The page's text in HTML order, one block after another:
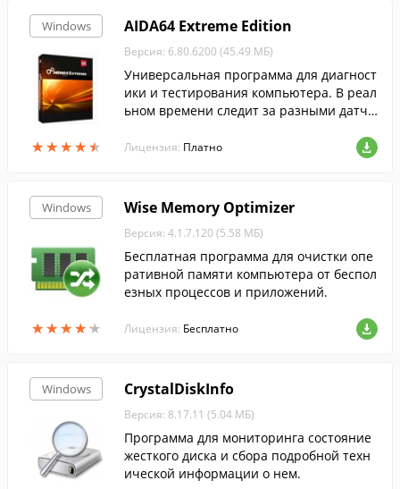
Windows
★★★★★
★★★★★
AIDA64 Extreme Edition
Версия: 6.80.6200 (45.49 МБ)
Универсальная программа для диагност
ики и тестирования компьютера. В реал
ьном времени следит за разными датчи
показания на экран.
Лицензия: Платно
Windows
★★★★★
★★★★★
Wise Memory Optimizer
Версия: 4.1.7.120 (5.58 МБ)
Бесплатная программа для очистки опе
ративной памяти компьютера от беспол
езных процессов и приложений.
Лицензия: Бесплатно
Windows CrystalDiskInfo
Версия: 8.17.11 (5.04 МБ)
Программа для мониторинга состояние
жесткого диска и сбора подробной техн
ической информации о нем.